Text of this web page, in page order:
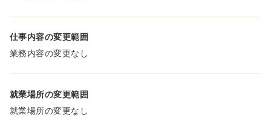
仕事内容の変更範囲
業務内容の変更なし
就業場所の変更範囲
就業場所の変更なし